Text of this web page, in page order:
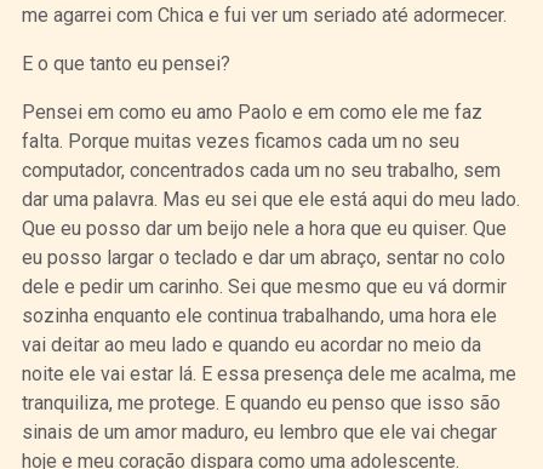
me agarrei com Chica e fui ver um seriado até adormecer.
E o que tanto eu pensei?
Pensei em como eu amo Paolo e em como ele me faz
falta. Porque muitas vezes ficamos cada um no seu
computador, concentrados cada um no seu trabalho, sem
dar uma palavra. Mas eu sei que ele está aqui do meu lado.
Que eu posso dar um beijo nele a hora que eu quiser. Que
eu posso largar o teclado e dar um abraço, sentar no colo
dele e pedir um carinho. Sei que mesmo que eu vá dormir
sozinha enquanto ele continua trabalhando, uma hora ele
vai deitar ao meu lado e quando eu acordar no meio da
noite ele vai estar lá. E essa presença dele me acalma, me
tranquiliza, me protege. E quando eu penso que isso são
sinais de um amor maduro, eu lembro que ele vai chegar
hoje e meu coração dispara como uma adolescente.